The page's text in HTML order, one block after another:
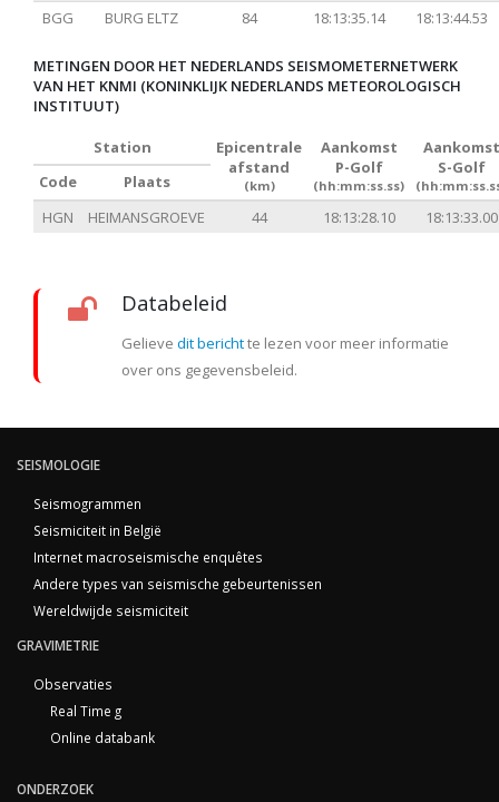
BGG
BURG ELTZ 84 18:13:35.14 18:13:44.53
METINGEN DOOR HET NEDERLANDS SEISMOMETERNETWERK
VAN HET KNMI (KONINKLIJK NEDERLANDS METEOROLOGISCH
INSTITUUT)
Station
Epicentrale
afstand
(km)
Aankomst
P-Golf
(hh:mm:ss.ss)
Aankomst
S-Golf
Code
Plaats
HGN
HEIMANSGROEVE 44 18:13:28.10 18:13:33.00
Databeleid
Gelieve dit berichtte lezen voor meer informatie
over ons gegevensbeleid.
SEISMOLOGIE
Seismogrammen
Seismiciteit in België
Internet macroseismische enquêtes
Andere types van seismische gebeurtenissen
Wereldwijde seismiciteit
GRAVIMETRIE
Observaties
Real Time g
Online databank
ONDERZOEK